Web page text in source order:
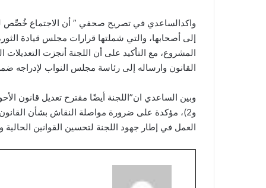
واكدالساعدي في تصريح صحفي ” أن الاجتماع خُصِّص
إلى أصحابها، والتي شملتها قرارات مجلس قيادة
المشروع، مع التأكيد على أن اللجنة أنجزت التعديلات
القانون وارساله إلى رئاسة مجلس النواب لإدراجه
و2)، مؤكدة على ضرورة مواصلة النقاش بشأن
العمل في إطار جهود اللجنة لتحسين القوانين الحالية